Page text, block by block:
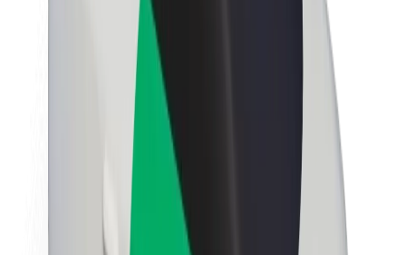
Lisätietoja Boltista
Kestävä kehitys Boltilla
Project Zero
Uutishuone
Brändiohjeistus
Sijoittajasuhteet